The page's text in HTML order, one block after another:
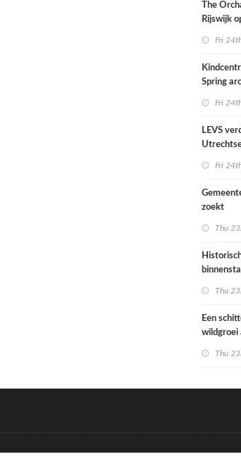
The
Rijswijk
Fri
Spring
Fri
LEVS
Fri
zoekt
CO2-
Thu
Thu
Een
wildgroei
Thu